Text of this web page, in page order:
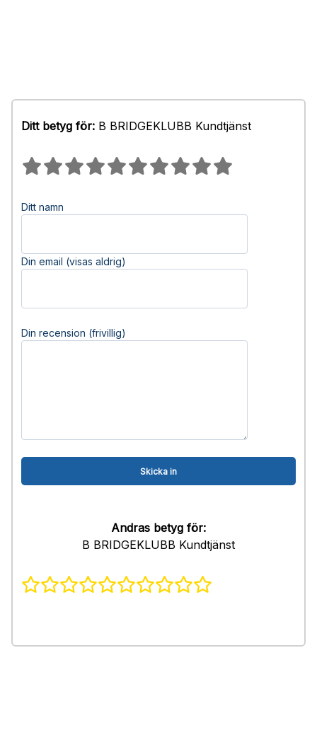
Ditt betyg för: B BRIDGEKLUBB Kundtjänst
Ditt namn
Din email (visas aldrig)
Din recension (frivillig)
Andras betyg för:
B BRIDGEKLUBB Kundtjänst